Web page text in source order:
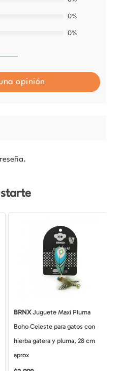
0%
0%
opinión
BRNXJuguete Maxi Pluma
Boho Celeste para gatos con
hierba gatera y pluma, 28 cm
aprox